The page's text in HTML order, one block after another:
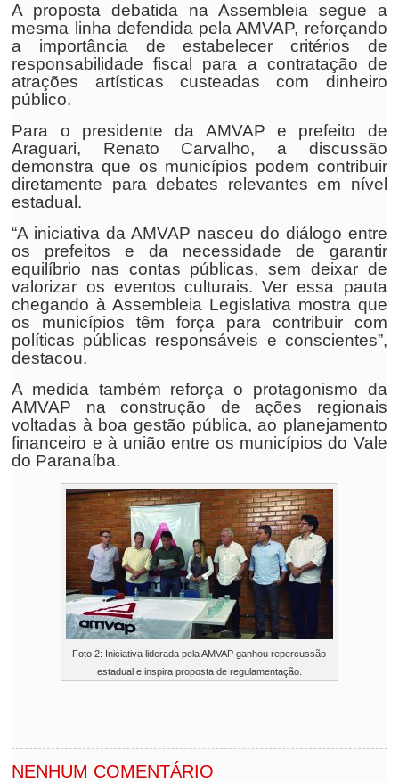
A proposta debatida na Assembleia segue a
mesma linha defendida pela AMVAP, reforçando
a importância de estabelecer critérios de
responsabilidade fiscal para a contratação de
atrações artísticas custeadas com dinheiro
público.
Para o presidente da AMVAP e prefeito de
Araguari, Renato Carvalho, a discussão
demonstra que os municípios podem contribuir
diretamente para debates relevantes em nível
estadual.
“A iniciativa da AMVAP nasceu do diálogo entre
os prefeitos e da necessidade de garantir
equilíbrio nas contas públicas, sem deixar de
valorizar os eventos culturais. Ver essa pauta
chegando à Assembleia Legislativa mostra que
os municípios têm força para contribuir com
políticas públicas responsáveis e conscientes”,
destacou.
A medida também reforça o protagonismo da
AMVAP na construção de ações regionais
voltadas à boa gestão pública, ao planejamento
financeiro e à união entre os municípios do Vale
do Paranaíba.
Foto 2: Iniciativa liderada pela AMVAP ganhou repercussão
estadual e inspira proposta de regulamentação.
NENHUM COMENTÁRIO